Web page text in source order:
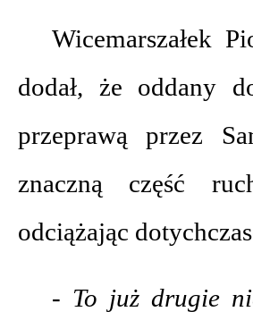
Wicemarszałek
dodał, że oddany
przeprawą przez
znaczną część
odciążając
- To już drugie